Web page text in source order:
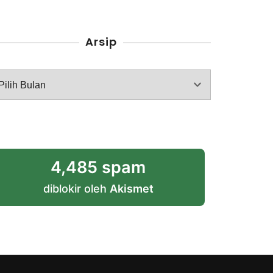
Arsip
4,485 spam
diblokir oleh Akismet